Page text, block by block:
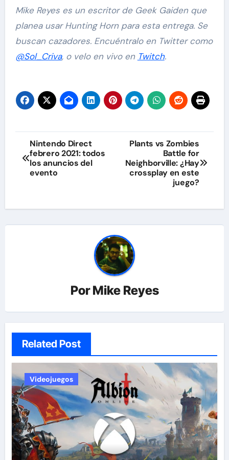
Mike Reyes es un escritor de Geek Gaiden que
planea usar Hunting Horn para esta entrega. Se
buscan cazadores. Encuéntralo en Twitter como
@Sol_Criva, o velo en vivo en Twitch.
Navegación
de
Nintendo Direct
febrero 2021: todos
los anuncios del
evento
Plants vs Zombies
Battle for
Neighborville: ¿Hay
crossplay en este
juego?
PorMike Reyes
Related Post
Videojuegos